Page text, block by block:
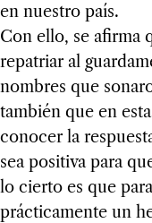
en nuestro país.
Con ello, se afirma
repatriar al
nombres que
también que en
conocer la
sea positiva para
lo cierto es que
prácticamente un